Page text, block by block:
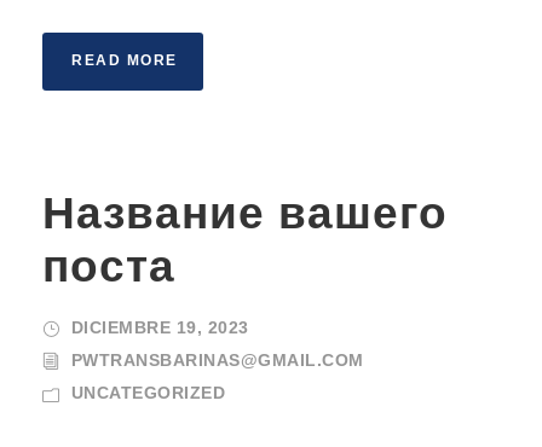
READ MORE
Название вашего
поста
DICIEMBRE 19, 2023
PWTRANSBARINAS@GMAIL.COM
UNCATEGORIZED